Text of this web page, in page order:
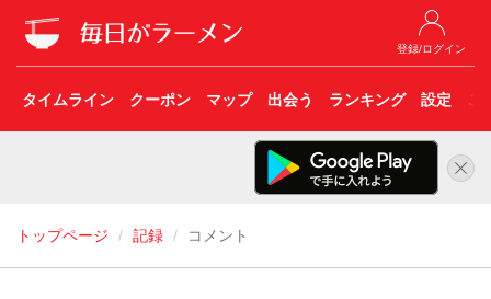
登録/ログイン
タイムライン クーポン マップ 出会う ランキング 設定 こ
トップページ 記録 コメント